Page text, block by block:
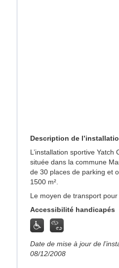
Description de
L’installation sportive
située dans la commune
de 30 places de parking et
1500 m².
Le moyen de transport
Accessibilité handicapés
Date de mise à jour de
08/12/2008